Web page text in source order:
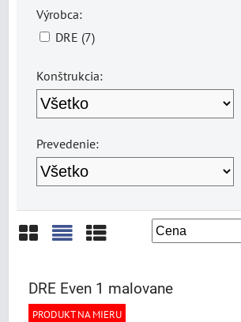
Výrobca:
DRE (7)
Konštrukcia:
Prevedenie:
DRE Even 1 malovane
PRODUKT NA MIERU